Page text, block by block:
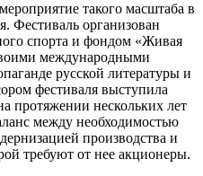
такого масштаба в
Фестиваль организован
спорта и фондом «Живая
международными
русской литературы и
фестиваля выступила
протяжении нескольких лет
между необходимостью
производства и
требуют от нее акционеры.